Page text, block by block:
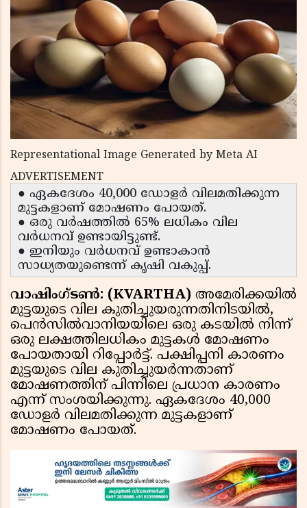
Representational Image Generated by Meta AI
ADVERTISEMENT
● ഏകദേശം 40,000 ഡോളർ വിലമതിക്കുന്ന
മുട്ടകളാണ് മോഷണം പോയത്.
● ഒരു വർഷത്തിൽ 65% ലധികം വില
വർധനവ് ഉണ്ടായിട്ടുണ്ട്.
● ഇനിയും വർധനവ് ഉണ്ടാകാൻ
സാധ്യതയുണ്ടെന്ന് കൃഷി വകുപ്പ്.
വാഷിംഗ്ടൺ: (KVARTHA) അമേരിക്കയിൽ
മുട്ടയുടെ വില കുതിച്ചുയരുന്നതിനിടയിൽ,
പെൻസിൽവാനിയയിലെ ഒരു കടയിൽ നിന്ന്
ഒരു ലക്ഷത്തിലധികം മുട്ടകൾ മോഷണം
പോയതായി റിപ്പോർട്ട്. പക്ഷിപ്പനി കാരണം
മുട്ടയുടെ വില കുതിച്ചുയർന്നതാണ്
മോഷണത്തിന് പിന്നിലെ പ്രധാന കാരണം
എന്ന് സംശയിക്കുന്നു. ഏകദേശം 40,000
ഡോളർ വിലമതിക്കുന്ന മുട്ടകളാണ്
മോഷണം പോയത്.